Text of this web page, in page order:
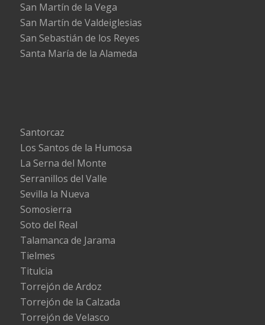
San Martín de la Vega
San Martín de Valdeiglesias
San Sebastián de los Reyes
Santa María de la Alameda
Santorcaz
Los Santos de la Humosa
La Serna del Monte
Serranillos del Valle
Sevilla la Nueva
Somosierra
Soto del Real
Talamanca de Jarama
Tielmes
Titulcia
Torrejón de Ardoz
Torrejón de la Calzada
Torrejón de Velasco